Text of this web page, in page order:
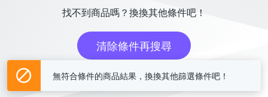
找不到商品嗎？換換其他條件吧！
清除條件再搜尋
或
無符合條件的商品結果，換換其他篩選條件吧！